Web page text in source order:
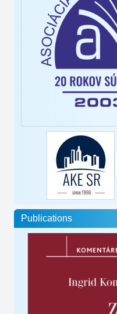
Publications